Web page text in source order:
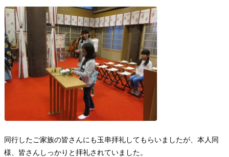
同行したご家族の皆さんにも玉串拝礼してもらいましたが、本人同
様、皆さんしっかりと拝礼されていました。